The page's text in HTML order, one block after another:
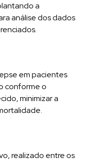
a
análise dos dados
em pacientes
conforme o
minimizar a
realizado entre os